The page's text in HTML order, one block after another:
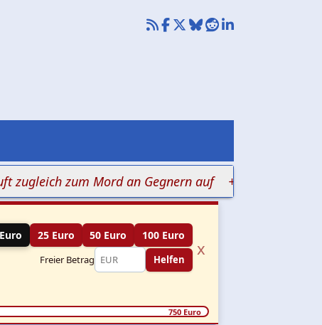
zum Mord an Gegnern auf +++ Judenhass in
25 Euro 50 Euro 100 Euro
Freier Betrag Helfen
x
750 Euro